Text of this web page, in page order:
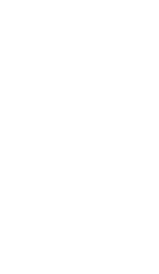
ห้นักเรียนกรอก